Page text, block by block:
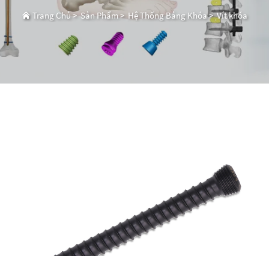
Trang Chủ>Sản Phẩm> Hệ Thống Bảng Khóa>Vít khóa